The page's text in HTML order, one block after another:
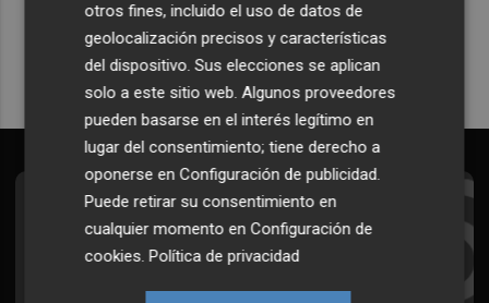
Quiero suscribirme
Suscríbete al Boletín
Todos los días a primera hora en tu email
otros fines, incluido el uso de datos de
geolocalización precisos y características
del dispositivo. Sus elecciones se aplican
solo a este sitio web. Algunos proveedores
pueden basarse en el interés legítimo en
lugar del consentimiento; tiene derecho a
oponerse enConfiguración de publicidad.
Puede retirar su consentimiento en
cualquier momento enConfiguración de
cookies.Política de privacidad